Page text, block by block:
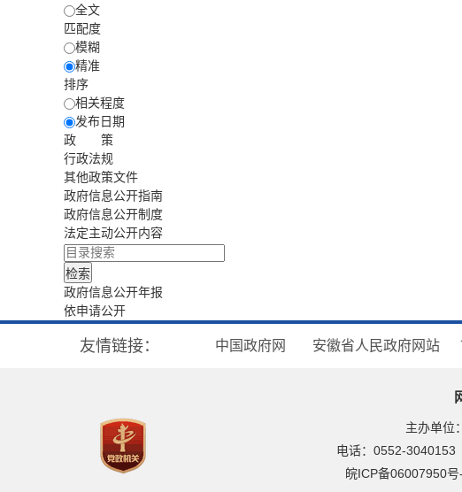
全文
匹配度
模糊
精准
排序
相关程度
发布日期
政 策
行政法规
其他政策文件
政府信息公开指南
政府信息公开制度
法定主动公开内容
政府信息公开年报
依申请公开
友情链接： 中国政府网 安徽省人民政府网站
主办单位
电话：0552-3040153
皖ICP备06007950号